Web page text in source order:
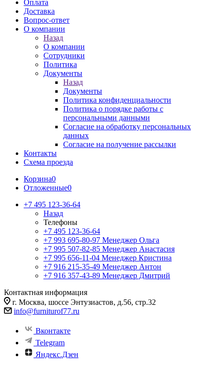
Оплата
Доставка
Вопрос-ответ
О компании
Назад
О компании
Сотрудники
Политика
Документы
Назад
Документы
Политика конфиденциальности
Политика о порядке работы с
персональными данными
Согласие на обработку персональных
данных
Согласие на получение рассылки
Контакты
Схема проезда
Корзина0
Отложенные0
+7 495 123-36-64
Назад
Телефоны
+7 495 123-36-64
+7 993 695-80-97 Менеджер Ольга
+7 995 507-82-85 Менеджер Анастасия
+7 995 656-11-04 Менеджер Кристина
+7 916 215-35-49 Менеджер Антон
+7 916 357-43-89 Менеджер Дмитрий
Контактная информация
г. Москва, шоссе Энтузиастов, д.56, стр.32
info@furniturof77.ru
Вконтакте
Telegram
Яндекс.Дзен